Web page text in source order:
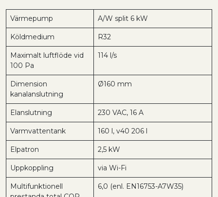
Värmepump A/W split 6 kW
Köldmedium R32
Maximalt luftflöde vid
100 Pa
114 l/s
Dimension
kanalanslutning
Ø160 mm
Elanslutning 230 VAC, 16 A
Varmvattentank 160 l, v40 206 l
Elpatron 2,5 kW
Uppkoppling via Wi-Fi
Multifunktionell
6,0 (enl. EN16753-A7W35)